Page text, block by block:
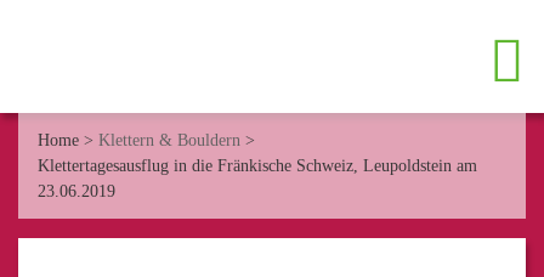
Home > Klettern & Bouldern >
Klettertagesausflug in die Fränkische Schweiz, Leupoldstein am
23.06.2019